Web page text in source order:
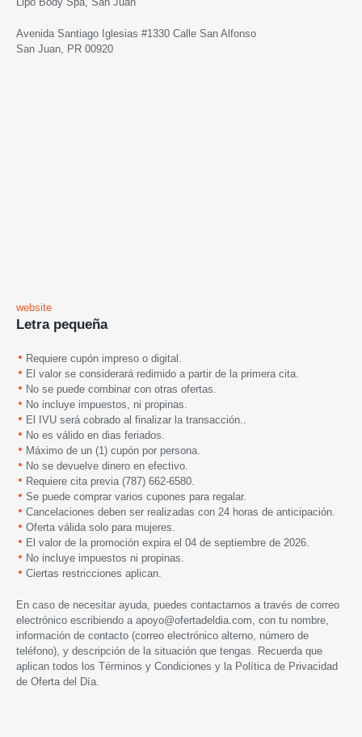
Avenida Santiago Iglesias #1330 Calle San Alfonso
San Juan, PR 00920
website
Letra pequeña
Requiere cupón impreso o digital.
El valor se considerará redimido a partir de la primera cita.
No se puede combinar con otras ofertas.
No incluye impuestos, ni propinas.
El IVU será cobrado al finalizar la transacción..
No es válido en dias feriados.
Máximo de un (1) cupón por persona.
No se devuelve dinero en efectivo.
Requiere cita previa (787) 662-6580.
Se puede comprar varios cupones para regalar.
Cancelaciones deben ser realizadas con 24 horas de anticipación.
Oferta válida solo para mujeres.
El valor de la promoción expira el 04 de septiembre de 2026.
No incluye impuestos ni propinas.
Ciertas restricciones aplican.
En caso de necesitar ayuda, puedes contactarnos a través de correo
electrónico escribiendo a apoyo@ofertadeldia.com , con tu nombre,
información de contacto (correo electrónico alterno, número de
teléfono), y descripción de la situación que tengas. Recuerda que
aplican todos los Términos y Condiciones y la Política de Privacidad
de Oferta del Día.